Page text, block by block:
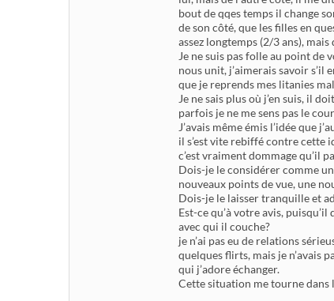
bout de qqes temps il change
de son côté, que les filles en
assez longtemps (2/3 ans),
Je ne suis pas folle au point de
nous unit, j’aimerais savoir s’il
que je reprends mes litanies
Je ne sais plus où j’en suis, il
parfois je ne me sens pas le
J’avais même émis l’idée que
il s’est vite rebiffé contre cette
c’est vraiment dommage qu’il
Dois-je le considérer comme
nouveaux points de vue, une
Dois-je le laisser tranquille et
Est-ce qu’à votre avis,
avec qui il couche?
je n’ai pas eu de relations
quelques flirts, mais je n’avais
qui j’adore échanger.
Cette situation me tourne dans